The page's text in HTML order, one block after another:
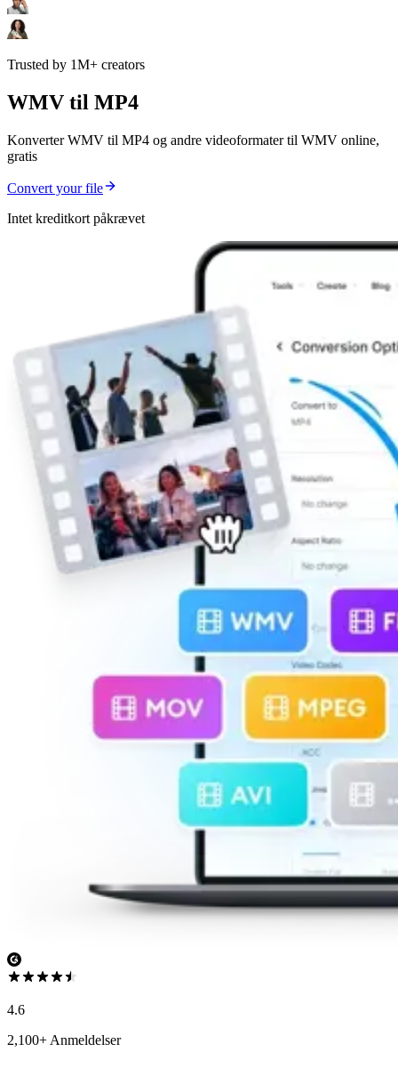
Trusted by 1M+ creators
WMV til MP4
Konverter WMV til MP4 og andre videoformater til WMV online,
gratis
Convert your file
Intet kreditkort påkrævet
4.6
2,100+ Anmeldelser